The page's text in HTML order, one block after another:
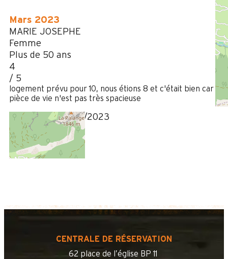
Mars 2023
MARIE JOSEPHE
Femme
Plus de 50 ans
4
/ 5
logement prévu pour 10, nous étions 8 et c'était bien car la
pièce de vie n'est pas très spacieuse
Avis écrit le 16/03/2023
CENTRALE DE RÉSERVATION
62 place de l’église BP 11